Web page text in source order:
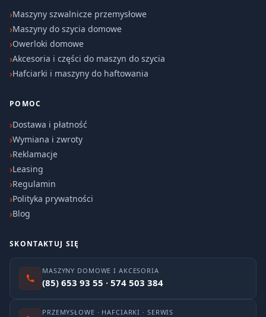
Maszyny szwalnicze przemysłowe
Maszyny do szycia domowe
Owerloki domowe
Akcesoria i części do maszyn do szycia
Hafciarki i maszyny do haftowania
POMOC
Dostawa i płatność
Wymiana i zwroty
Reklamacje
Leasing
Regulamin
Polityka prywatności
Blog
SKONTAKTUJ SIĘ
MASZYNY DOMOWE I AKCESORIA
(85) 653 93 55 · 574 503 384
PRZEMYSŁOWE · HAFCIARKI · SERWIS